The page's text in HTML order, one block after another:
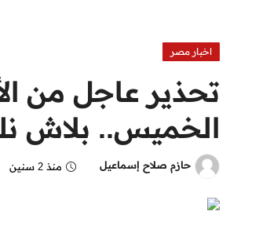
منوعات
اخبار مصر
تحذير عاجل من
الخميس.. بلاش
حازم صلاح إسماعيل منذ 2 سنين